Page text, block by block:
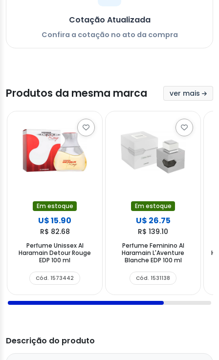
Cotação Atualizada
Confira a cotação no ato da compra
Produtos da mesma marca ver mais
Em estoque
U$ 15.90
R$ 82.68
Perfume Unissex Al
Haramain Detour Rouge
EDP 100 ml
Cód. 1573442
Em estoque
U$ 26.75
R$ 139.10
Perfume Feminino Al
Haramain L'Aventure
Blanche EDP 100 ml
Cód. 1531138
Descrição do produto